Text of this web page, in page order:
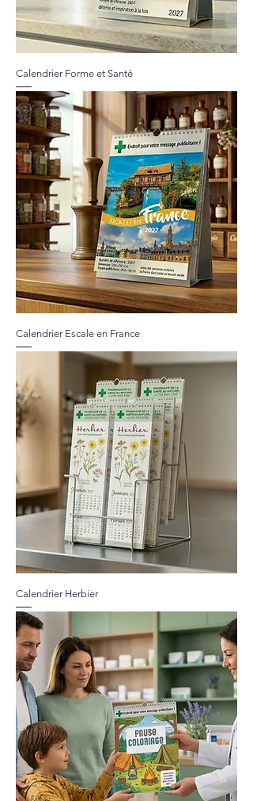
Calendrier Forme et Santé
Calendrier Escale en France
Calendrier Herbier